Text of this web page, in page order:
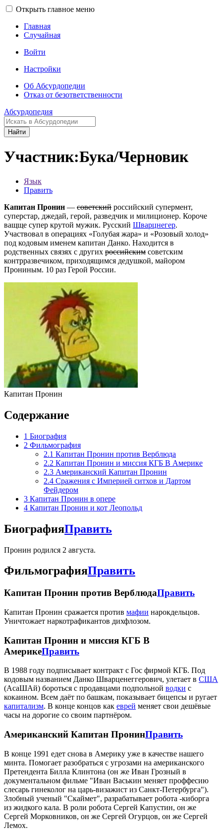
Открыть главное меню
Главная
Случайная
Войти
Настройки
Об Абсурдопедии
Отказ от безответственности
Абсурдопедия
Найти
Участник:Бука/Черновик
Язык
Править
Капитан Пронин — советский российский супермент,
cуперстар, джедай, герой, разведчик и милиционер. Короче
ващще супер крутой мужик. Русcкий Шварцнегер.
Участвовал в операциях «Голубая жара» и «Розовый холод»
под кодовым именем капитан Данко. Находится в
родственных связях с других российским советским
контрразвечиком, приходящимся дедушкой, майором
Прониным. 10 раз Герой России.
Капитан Пронин
Содержание
1 Биография
2 Фильмография
2.1 Капитан Пронин против Верблюда
2.2 Капитан Пронин и миссия КГБ В Америке
2.3 Американский Капитан Пронин
2.4 Сражения с Империей ситхов и Дартом
Фейдером
3 Капитан Пронин в опере
4 Капитан Пронин и кот Леопольд
БиографияПравить
Пронин родился 2 августа.
ФильмографияПравить
Капитан Пронин против ВерблюдаПравить
Капитан Пронин сражается против мафии нарокдельцов.
Уничтожает наркотрафикантов дихфлозом.
Капитан Пронин и миссия КГБ В
АмерикеПравить
В 1988 году подписывает контракт с Гос фирмой КГБ. Под
кодовым названием Данко Шварценеггерович, улетает в США
(АсаШАй) бороться с продавцами подпольной водки с
кокаином. Всем даёт по башкам, показывает бицепсы и ругает
капитализм. В конце концов как еврей меняет свои дешёвые
часы на дорогие со своим партнёром.
Американский Капитан ПронинПравить
В конце 1991 едет снова в Америку уже в качестве нашего
минта. Помогает разобраться с угрозами на американского
Претендента Билла Клинтона (он же Иван Грозный в
документальном фильме "Иван Васькин меняет проффесию
слесарь гинеколог на царь-визажист из Санкт-Петербурга").
Злобный ученый "Скаймет", разрабатывает робота -киборга
из жидкого кала. В роли робота Сергей Капустин, он же
Сергей Морковников, он же Сергей Огурцов, он же Сергей
Лемох.